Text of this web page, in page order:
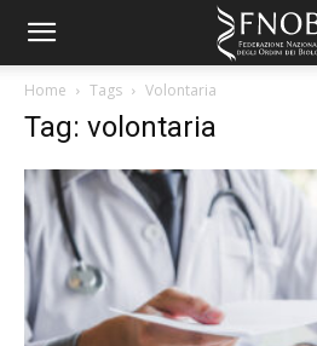
Home Tags Volontaria
Tag: volontaria